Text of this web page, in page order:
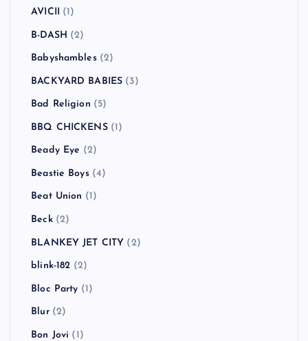
AVICII (1)
B-DASH (2)
Babyshambles(2)
BACKYARD BABIES (3)
Bad Religion (5)
BBQ CHICKENS(1)
Beady Eye (2)
Beastie Boys(4)
Beat Union (1)
Beck(2)
BLANKEY JET CITY (2)
blink-182 (2)
Bloc Party (1)
Blur(2)
Bon Jovi (1)